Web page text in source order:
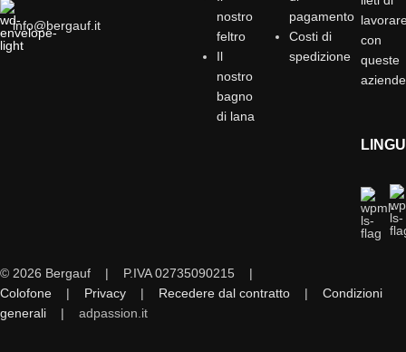
info@bergauf.it
nostro
feltro
Il
nostro
bagno
di lana
pagamento
Costi di
spedizione
con
queste
aziende
© 2026 Bergauf | P.IVA 02735090215 |
Colofone | Privacy | Recedere dal contratto | Condizioni
generali | adpassion.it